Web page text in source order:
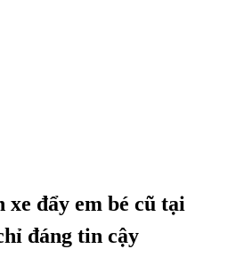
xe đẩy em bé cũ tại
đáng tin cậy